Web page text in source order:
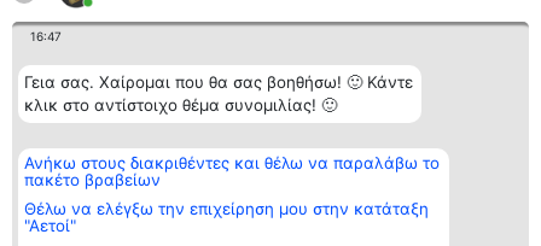
16:47
Γεια σας. Χαίρομαι που θα σας βοηθήσω! 🙂 Κάντε
κλικ στο αντίστοιχο θέμα συνομιλίας! 🙂
Ανήκω στους διακριθέντες και θέλω να παραλάβω το
πακέτο βραβείων
Θέλω να ελέγξω την επιχείρηση μου στην κατάταξη
"Αετοί"
Διοργανωτής της
κατάταξης
BEAUTIFUL COMPANY
ΤΗΛ. ΕΠΙΚΟΙΝΩΝΙΑΣ:
2104128019
Κατάταξη
Διακριθέντες
των
διακριθέντων
Επικοινωνία
Επικοινωνία